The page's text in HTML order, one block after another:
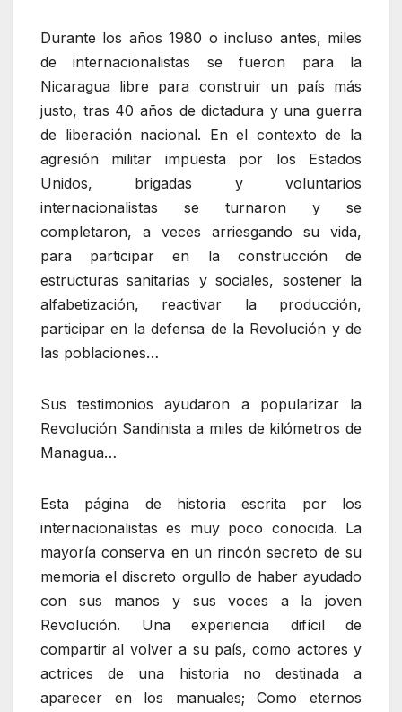
Durante los años 1980 o incluso antes, miles
de internacionalistas se fueron para la
Nicaragua libre para construir un país más
justo, tras 40 años de dictadura y una guerra
de liberación nacional. En el contexto de la
agresión militar impuesta por los Estados
Unidos, brigadas y voluntarios
internacionalistas se turnaron y se
completaron, a veces arriesgando su vida,
para participar en la construcción de
estructuras sanitarias y sociales, sostener la
alfabetización, reactivar la producción,
participar en la defensa de la Revolución y de
las poblaciones…
Sus testimonios ayudaron a popularizar la
Revolución Sandinista a miles de kilómetros de
Managua…
Esta página de historia escrita por los
internacionalistas es muy poco conocida. La
mayoría conserva en un rincón secreto de su
memoria el discreto orgullo de haber ayudado
con sus manos y sus voces a la joven
Revolución. Una experiencia difícil de
compartir al volver a su país, como actores y
actrices de una historia no destinada a
aparecer en los manuales; Como eternos